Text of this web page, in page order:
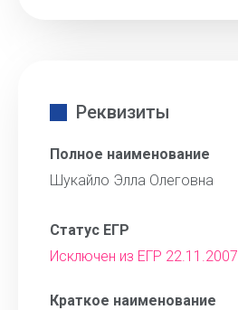
Реквизиты
Полное наименование
Шукайло Элла Олеговна
Статус ЕГР
Исключен из ЕГР 22.11.2007
Краткое наименование